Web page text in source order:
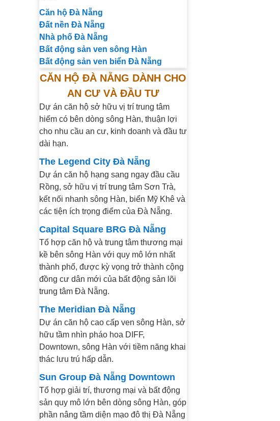
Căn hộ Đà Nẵng
Đất nền Đà Nẵng
Nhà phố Đà Nẵng
Bất động sản ven sông Hàn
Bất động sản ven biển Đà Nẵng
CĂN HỘ ĐÀ NẴNG DÀNH CHO
AN CƯ VÀ ĐẦU TƯ
Dự án căn hộ sở hữu vị trí trung tâm
hiếm có bên dòng sông Hàn, thuận lợi
cho nhu cầu an cư, kinh doanh và đầu tư
dài hạn.
The Legend City Đà Nẵng
Dự án căn hộ hạng sang ngay đầu cầu
Rồng, sở hữu vị trí trung tâm Sơn Trà,
kết nối nhanh sông Hàn, biển Mỹ Khê và
các tiện ích trọng điểm của Đà Nẵng.
Capital Square BRG Đà Nẵng
Tổ hợp căn hộ và trung tâm thương mại
kề bên sông Hàn với quy mô lớn nhất
thành phố, được kỳ vọng trở thành cộng
đồng cư dân mới của bất động sản lõi
trung tâm Đà Nẵng.
The Meridian Đà Nẵng
Dự án căn hộ cao cấp ven sông Hàn, sở
hữu tầm nhìn pháo hoa DIFF,
Downtown, sông Hàn với tiềm năng khai
thác lưu trú hấp dẫn.
Sun Group Đà Nẵng Downtown
Tổ hợp giải trí, thương mại và bất động
sản quy mô lớn bên dòng sông Hàn, góp
phần nâng tầm diện mạo đô thị Đà Nẵng